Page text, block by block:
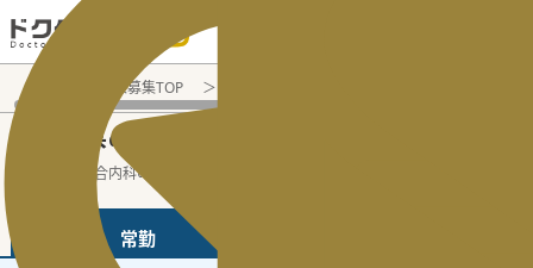
医師転職・求人募集TOP
鹿児島県の
鹿児島県の総合内科の常勤の医師求人の検
常勤